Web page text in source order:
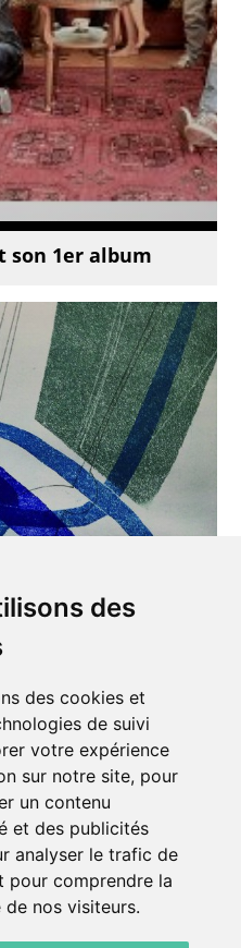
des
des cookies et
de suivi
votre expérience
sur notre site, pour
un contenu
et des publicités
analyser le trafic de
pour comprendre la
de nos visiteurs.
son 1er album
Exposition